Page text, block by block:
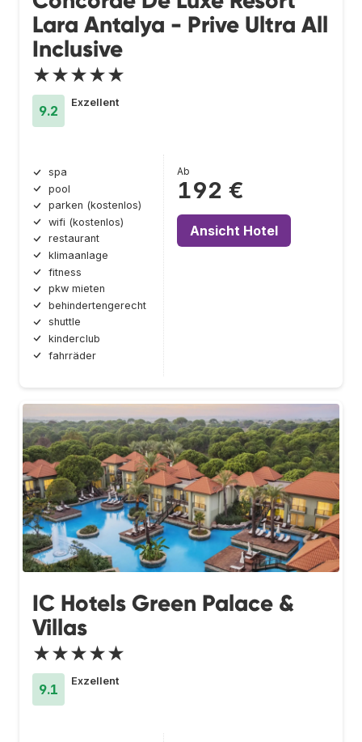
Lara Antalya - Prive Ultra All
Inclusive
★★★★★
9.2
Exzellent
spa
pool
parken (kostenlos)
wifi (kostenlos)
restaurant
klimaanlage
fitness
pkw mieten
behindertengerecht
shuttle
kinderclub
fahrräder
Ab
192 €
Ansicht Hotel
IC Hotels Green Palace &
Villas
★★★★★
9.1
Exzellent